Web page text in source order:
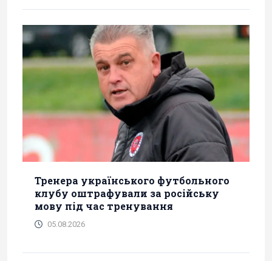
Тренера українського футбольного
клубу оштрафували за російську
мову під час тренування
05.08.2026